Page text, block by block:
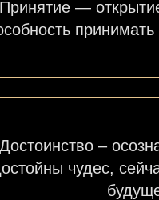
Достоинство –
чудес,
Принятие —